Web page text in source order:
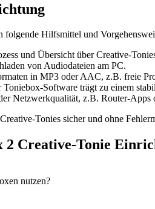
Hilfsmittel und
und Übersicht über Creative-
von Audiodateien am PC.
in MP3 oder AAC, z.B. freie
Software trägt zu einem
Netzwerkqualität, z.B. Router-
Tonies sicher und ohne
2 Creative-Tonie
nutzen?